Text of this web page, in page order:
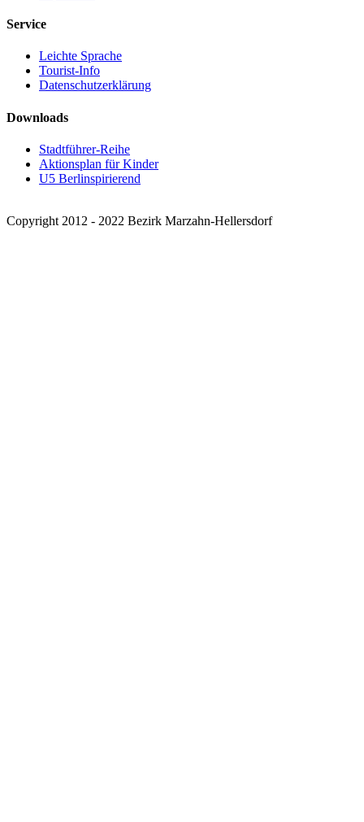
Service
Leichte Sprache
Tourist-Info
Datenschutzerklärung
Downloads
Stadtführer-Reihe
Aktionsplan für Kinder
U5 Berlinspirierend
Copyright 2012 - 2022 Bezirk Marzahn-Hellersdorf